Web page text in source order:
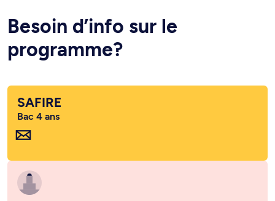
Besoin d’info sur le
programme?
SAFIRE
Bac 4 ans